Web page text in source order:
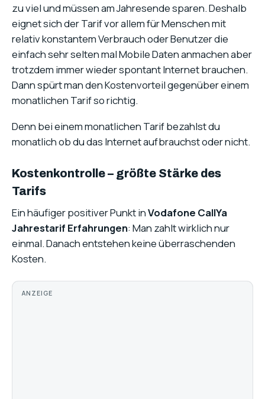
zu viel und müssen am Jahresende sparen. Deshalb
eignet sich der Tarif vor allem für Menschen mit
relativ konstantem Verbrauch oder Benutzer die
einfach sehr selten mal Mobile Daten anmachen aber
trotzdem immer wieder spontant Internet brauchen.
Dann spürt man den Kostenvorteil gegenüber einem
monatlichen Tarif so richtig.
Denn bei einem monatlichen Tarif bezahlst du
monatlich ob du das Internet aufbrauchst oder nicht.
Kostenkontrolle – größte Stärke des
Tarifs
Ein häufiger positiver Punkt inVodafone CallYa
Jahrestarif Erfahrungen: Man zahlt wirklich nur
einmal. Danach entstehen keine überraschenden
Kosten.
ANZEIGE